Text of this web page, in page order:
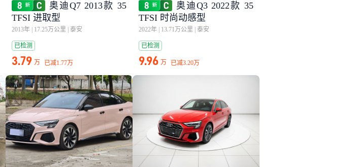
奥迪Q7 2013款 35
TFSI 进取型
2013年 17.25万公里 泰安
已检测
3.79 万 已减1.77万
奥迪Q3 2022款 35
TFSI 时尚动感型
2022年 13.71万公里 泰安
已检测
9.96 万 已减3.20万